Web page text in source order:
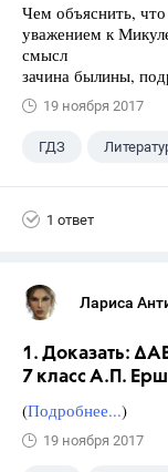
Чем объяснить,
уважением к
смысл
зачина былины,
19 ноября 2017
ГДЗ
1 ответ
Лариса
1. Доказать:
7 класс А.П.
(Подробнее...)
19 ноября 2017